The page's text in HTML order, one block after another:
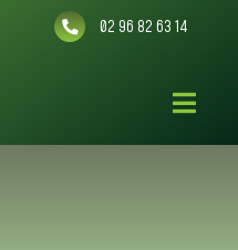
02 96 82 63 14